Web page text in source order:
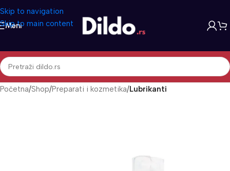
Skip to navigation
Skip to main content
Meni
Početna Shop Preparati i kozmetika Lubrikanti